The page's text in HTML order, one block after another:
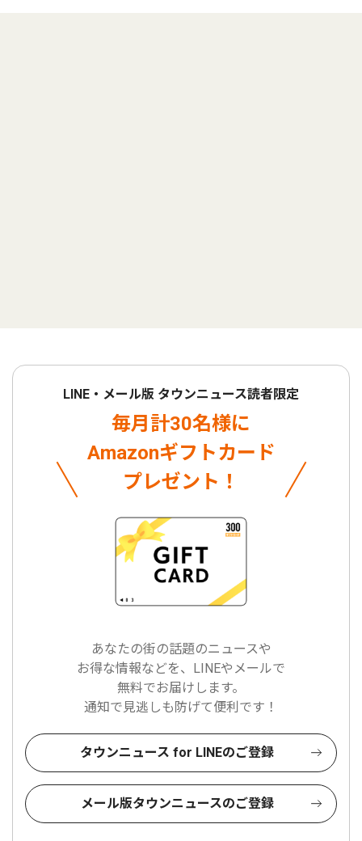
LINE・メール版 タウンニュース読者限定
毎月計30名様に
Amazonギフトカード
プレゼント！
あなたの街の話題のニュースや
お得な情報などを、LINEやメールで
無料でお届けします。
通知で見逃しも防げて便利です！
タウンニュース for LINEのご登録
メール版タウンニュースのご登録